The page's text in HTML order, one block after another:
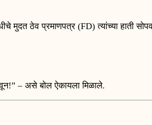
ठेव प्रमाणपत्र (FD) त्यांच्या हाती
– असे बोल ऐकायला मिळाले.